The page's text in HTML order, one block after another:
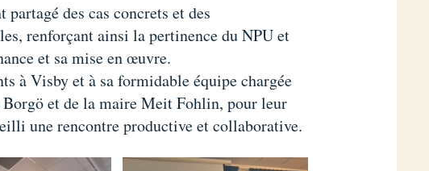
des cas concrets et des
renforçant ainsi la pertinence du NPU et
et sa mise en œuvre.
à Visby et à sa formidable équipe chargée
et de la maire Meit Fohlin, pour leur
une rencontre productive et collaborative.